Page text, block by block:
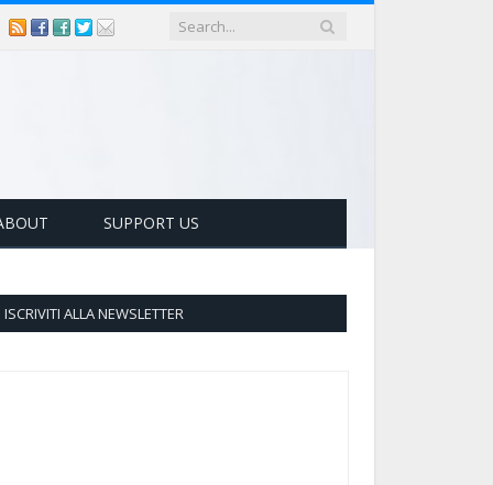
SUPPORT US
ISCRIVITI ALLA NEWSLETTER